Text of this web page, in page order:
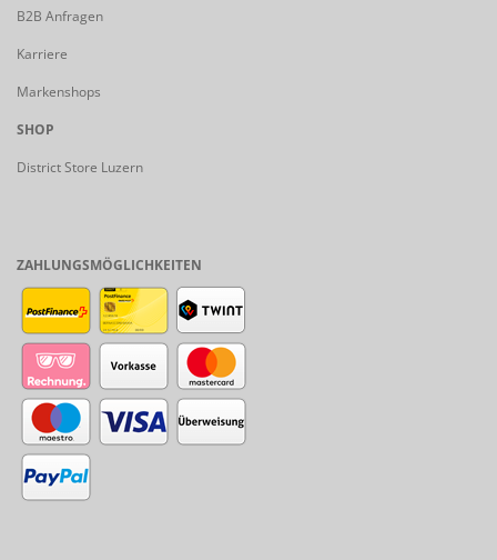
B2B Anfragen
Karriere
Markenshops
SHOP
District Store Luzern
ZAHLUNGSMÖGLICHKEITEN